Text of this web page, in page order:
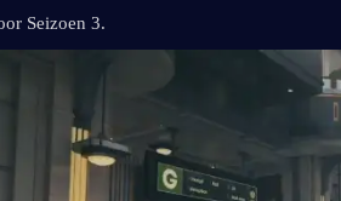
Seizoen 3.